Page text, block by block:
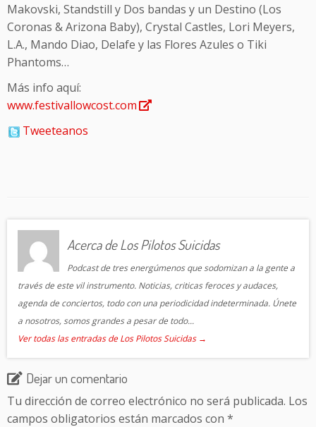
Makovski, Standstill y Dos bandas y un Destino (Los
Coronas & Arizona Baby), Crystal Castles, Lori Meyers,
L.A., Mando Diao, Delafe y las Flores Azules o Tiki
Phantoms…
Más info aquí:
www.festivallowcost.com
Tweeteanos
Acerca de Los Pilotos Suicidas
Podcast de tres energúmenos que sodomizan a la gente a
través de este vil instrumento. Noticias, criticas feroces y audaces,
agenda de conciertos, todo con una periodicidad indeterminada. Únete
a nosotros, somos grandes a pesar de todo...
Ver todas las entradas de Los Pilotos Suicidas →
Dejar un comentario
Tu dirección de correo electrónico no será publicada. Los
campos obligatorios están marcados con *